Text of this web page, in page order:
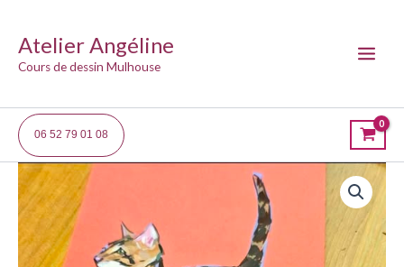
contenu
Atelier Angéline
Cours de dessin Mulhouse
Menu
06 52 79 01 08